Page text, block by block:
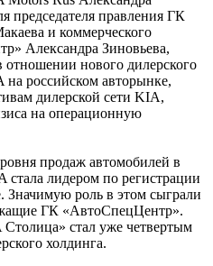
председателя правления ГК
и коммерческого
Александра Зиновьева,
нового дилерского
российском авторынке,
дилерской сети KIA,
на операционную
продаж автомобилей в
стала лидером по регистрации
роль в этом сыграли
ГК «АвтоСпецЦентр».
стал уже четвертым
холдинга.